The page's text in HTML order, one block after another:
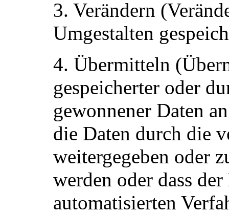
3. Verändern
Umgestalten
4. Übermitteln
gespeicherter oder
gewonnener Daten
die Daten durch die
weitergegeben oder
werden oder dass
automatisierten